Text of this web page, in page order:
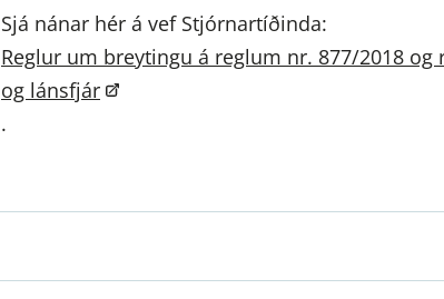
Sjá nánar hér á vef Stjórnartíðinda:
Reglur um breytingu á reglum nr. 877/2018
og lánsfjár
.